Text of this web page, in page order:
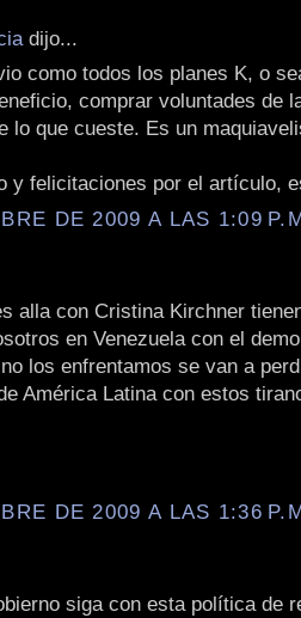
dijo...
como todos los planes K, o
comprar voluntades de
lo que cueste. Es un
y felicitaciones por el artículo,
DE 2009 A LAS 1:09
alla con Cristina Kirchner
en Venezuela con el
los enfrentamos se van a
América Latina con estos
DE 2009 A LAS 1:36
siga con esta política de